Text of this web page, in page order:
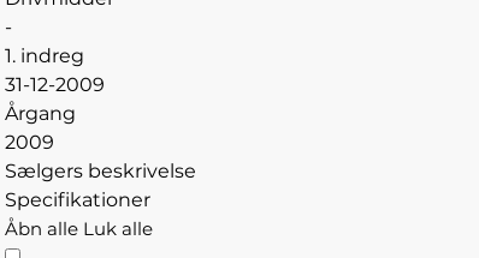
-
1. indreg
31-12-2009
Årgang
2009
Sælgers beskrivelse
Specifikationer
Åbn alle Luk alle